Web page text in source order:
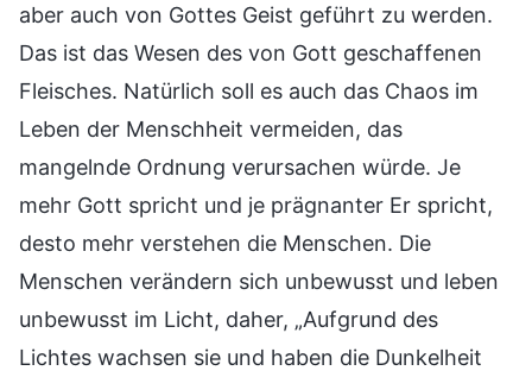
aber auch von Gottes Geist geführt zu werden.
Das ist das Wesen des von Gott geschaffenen
Fleisches. Natürlich soll es auch das Chaos im
Leben der Menschheit vermeiden, das
mangelnde Ordnung verursachen würde. Je
mehr Gott spricht und je prägnanter Er spricht,
desto mehr verstehen die Menschen. Die
Menschen verändern sich unbewusst und leben
unbewusst im Licht, daher, „Aufgrund des
Lichtes wachsen sie und haben die Dunkelheit